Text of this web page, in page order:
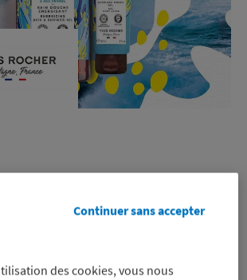
des cookies, vous nous
Continuer sans accepter